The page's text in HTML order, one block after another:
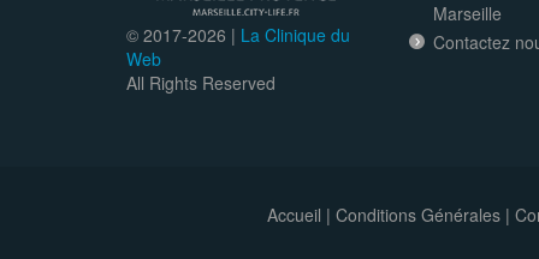
© 2017-2026 | La Clinique du
Web
All Rights Reserved
Marseille
Contactez
Accueil | Conditions Générales|